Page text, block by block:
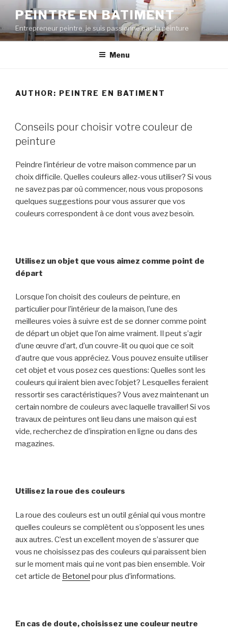
content
PEINTRE EN BATIMENT
Entrepreneur peintre, je suis passionné pas la peinture
Menu
AUTHOR: PEINTRE EN BATIMENT
POSTED
ON
Conseils pour choisir votre couleur de
peinture
Peindre l’intérieur de votre maison commence par un
choix difficile. Quelles couleurs allez-vous utiliser? Si vous
ne savez pas par où commencer, nous vous proposons
quelques suggestions pour vous assurer que vos
couleurs correspondent à ce dont vous avez besoin.
Utilisez un objet que vous aimez comme point de
départ
Lorsque l’on choisit des couleurs de peinture, en
particulier pour l’intérieur de la maison, l’une des
meilleures voies à suivre est de se donner comme point
de départ un objet que l’on aime vraiment. Il peut s’agir
d’une œuvre d’art, d’un couvre-lit ou quoi que ce soit
d’autre que vous appréciez. Vous pouvez ensuite utiliser
cet objet et vous posez ces questions: Quelles sont les
couleurs qui iraient bien avec l’objet? Lesquelles feraient
ressortir ses caractéristiques? Vous avez maintenant un
certain nombre de couleurs avec laquelle travailler! Si vos
travaux de peintures ont lieu dans une maison qui est
vide, recherchez de d’inspiration en ligne ou dans des
magazines.
Utilisez la roue des couleurs
La roue des couleurs est un outil génial qui vous montre
quelles couleurs se complètent ou s’opposent les unes
aux autres. C’est un excellent moyen de s’assurer que
vous ne choisissez pas des couleurs qui paraissent bien
sur le moment mais qui ne vont pas bien ensemble. Voir
cet article de Betonel pour plus d’informations.
En cas de doute, choisissez une couleur neutre